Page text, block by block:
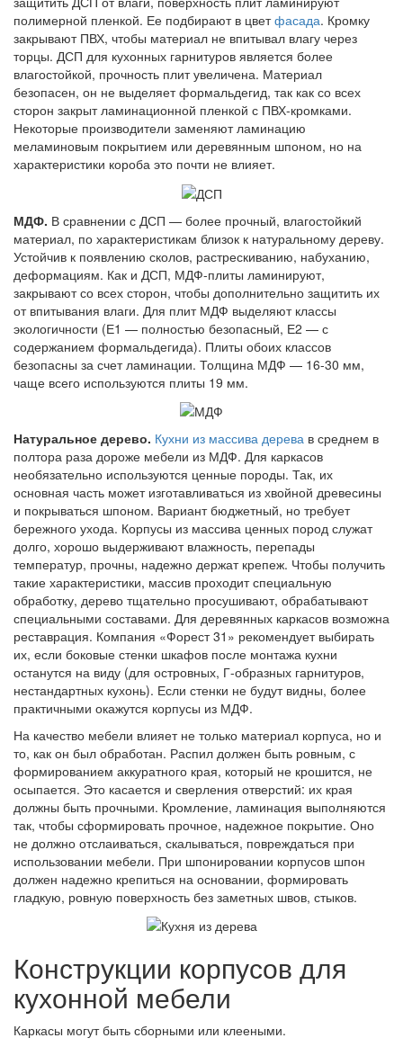
полимерной пленкой. Ее подбирают в цветфасада. Кромку
закрывают ПВХ, чтобы материал не впитывал влагу через
торцы. ДСП для кухонных гарнитуров является более
влагостойкой, прочность плит увеличена. Материал
безопасен, он не выделяет формальдегид, так как со всех
сторон закрыт ламинационной пленкой с ПВХ-кромками.
Некоторые производители заменяют ламинацию
меламиновым покрытием или деревянным шпоном, но на
характеристики короба это почти не влияет.
МДФ. В сравнении с ДСП — более прочный, влагостойкий
материал, по характеристикам близок к натуральному дереву.
Устойчив к появлению сколов, растрескиванию, набуханию,
деформациям. Как и ДСП, МДФ-плиты ламинируют,
закрывают со всех сторон, чтобы дополнительно защитить их
от впитывания влаги. Для плит МДФ выделяют классы
экологичности (Е1 — полностью безопасный, Е2 — с
содержанием формальдегида). Плиты обоих классов
безопасны за счет ламинации. Толщина МДФ — 16-30 мм,
чаще всего используются плиты 19 мм.
Натуральное дерево. Кухни из массива дерева в среднем в
полтора раза дороже мебели из МДФ. Для каркасов
необязательно используются ценные породы. Так, их
основная часть может изготавливаться из хвойной древесины
и покрываться шпоном. Вариант бюджетный, но требует
бережного ухода. Корпусы из массива ценных пород служат
долго, хорошо выдерживают влажность, перепады
температур, прочны, надежно держат крепеж. Чтобы получить
такие характеристики, массив проходит специальную
обработку, дерево тщательно просушивают, обрабатывают
специальными составами. Для деревянных каркасов возможна
реставрация. Компания «Форест 31» рекомендует выбирать
их, если боковые стенки шкафов после монтажа кухни
останутся на виду (для островных, Г-образных гарнитуров,
нестандартных кухонь). Если стенки не будут видны, более
практичными окажутся корпусы из МДФ.
На качество мебели влияет не только материал корпуса, но и
то, как он был обработан. Распил должен быть ровным, с
формированием аккуратного края, который не крошится, не
осыпается. Это касается и сверления отверстий: их края
должны быть прочными. Кромление, ламинация выполняются
так, чтобы сформировать прочное, надежное покрытие. Оно
не должно отслаиваться, скалываться, повреждаться при
использовании мебели. При шпонировании корпусов шпон
должен надежно крепиться на основании, формировать
гладкую, ровную поверхность без заметных швов, стыков.
Конструкции корпусов для
кухонной мебели
Каркасы могут быть сборными или клееными.